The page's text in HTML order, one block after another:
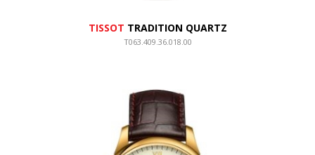
TISSOT TRADITION QUARTZ
T063.409.36.018.00